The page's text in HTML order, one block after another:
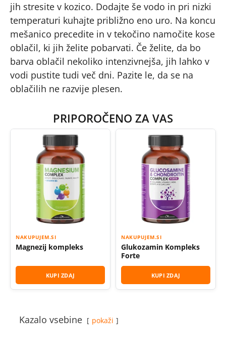
jih stresite v kozico. Dodajte še vodo in pri nizki
temperaturi kuhajte približno eno uro. Na koncu
mešanico precedite in v tekočino namočite kose
oblačil, ki jih želite pobarvati. Če želite, da bo
barva oblačil nekoliko intenzivnejša, jih lahko v
vodi pustite tudi več dni. Pazite le, da se na
oblačilih ne razvije plesen.
PRIPOROČENO ZA VAS
NAKUPUJEM.SI
Magnezij kompleks
KUPI ZDAJ
NAKUPUJEM.SI
Glukozamin Kompleks
Forte
KUPI ZDAJ
Kazalo vsebine pokaži